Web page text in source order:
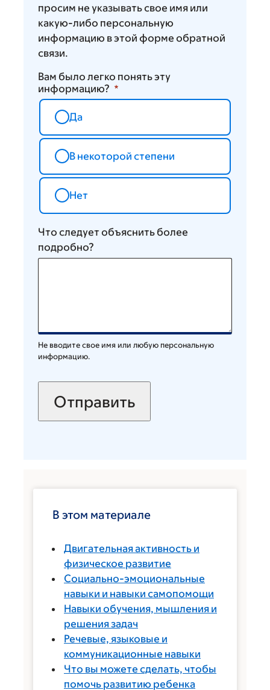
просим не указывать свое имя или
какую-либо персональную
информацию в этой форме обратной
связи.
Вам было легко понять эту
информацию?
Да
В некоторой степени
Нет
Что следует объяснить более
подробно?
Не вводите свое имя или любую персональную
информацию.
В этом материале
Двигательная активность и
физическое развитие
Социально-эмоциональные
навыки и навыки самопомощи
Навыки обучения, мышления и
решения задач
Речевые, языковые и
коммуникационные навыки
Что вы можете сделать, чтобы
помочь развитию ребенка